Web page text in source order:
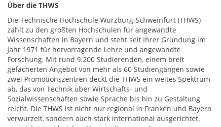
Über die THWS
Die Technische Hochschule Würzburg-Schweinfurt (THWS)
zählt zu den größten Hochschulen für angewandte
Wissenschaften in Bayern und steht seit ihrer Gründung im
Jahr 1971 für hervorragende Lehre und angewandte
Forschung. Mit rund 9.200 Studierenden, einem breit
gefächerten Angebot von mehr als 60 Studiengängen sowie
zwei Promotionszentren deckt die THWS ein weites Spektrum
ab, das von Technik über Wirtschafts- und
Sozialwissenschaften sowie Sprache bis hin zu Gestaltung
reicht. Die THWS ist nicht nur regional in Franken und Bayern
verwurzelt, sondern auch stark international ausgerichtet,